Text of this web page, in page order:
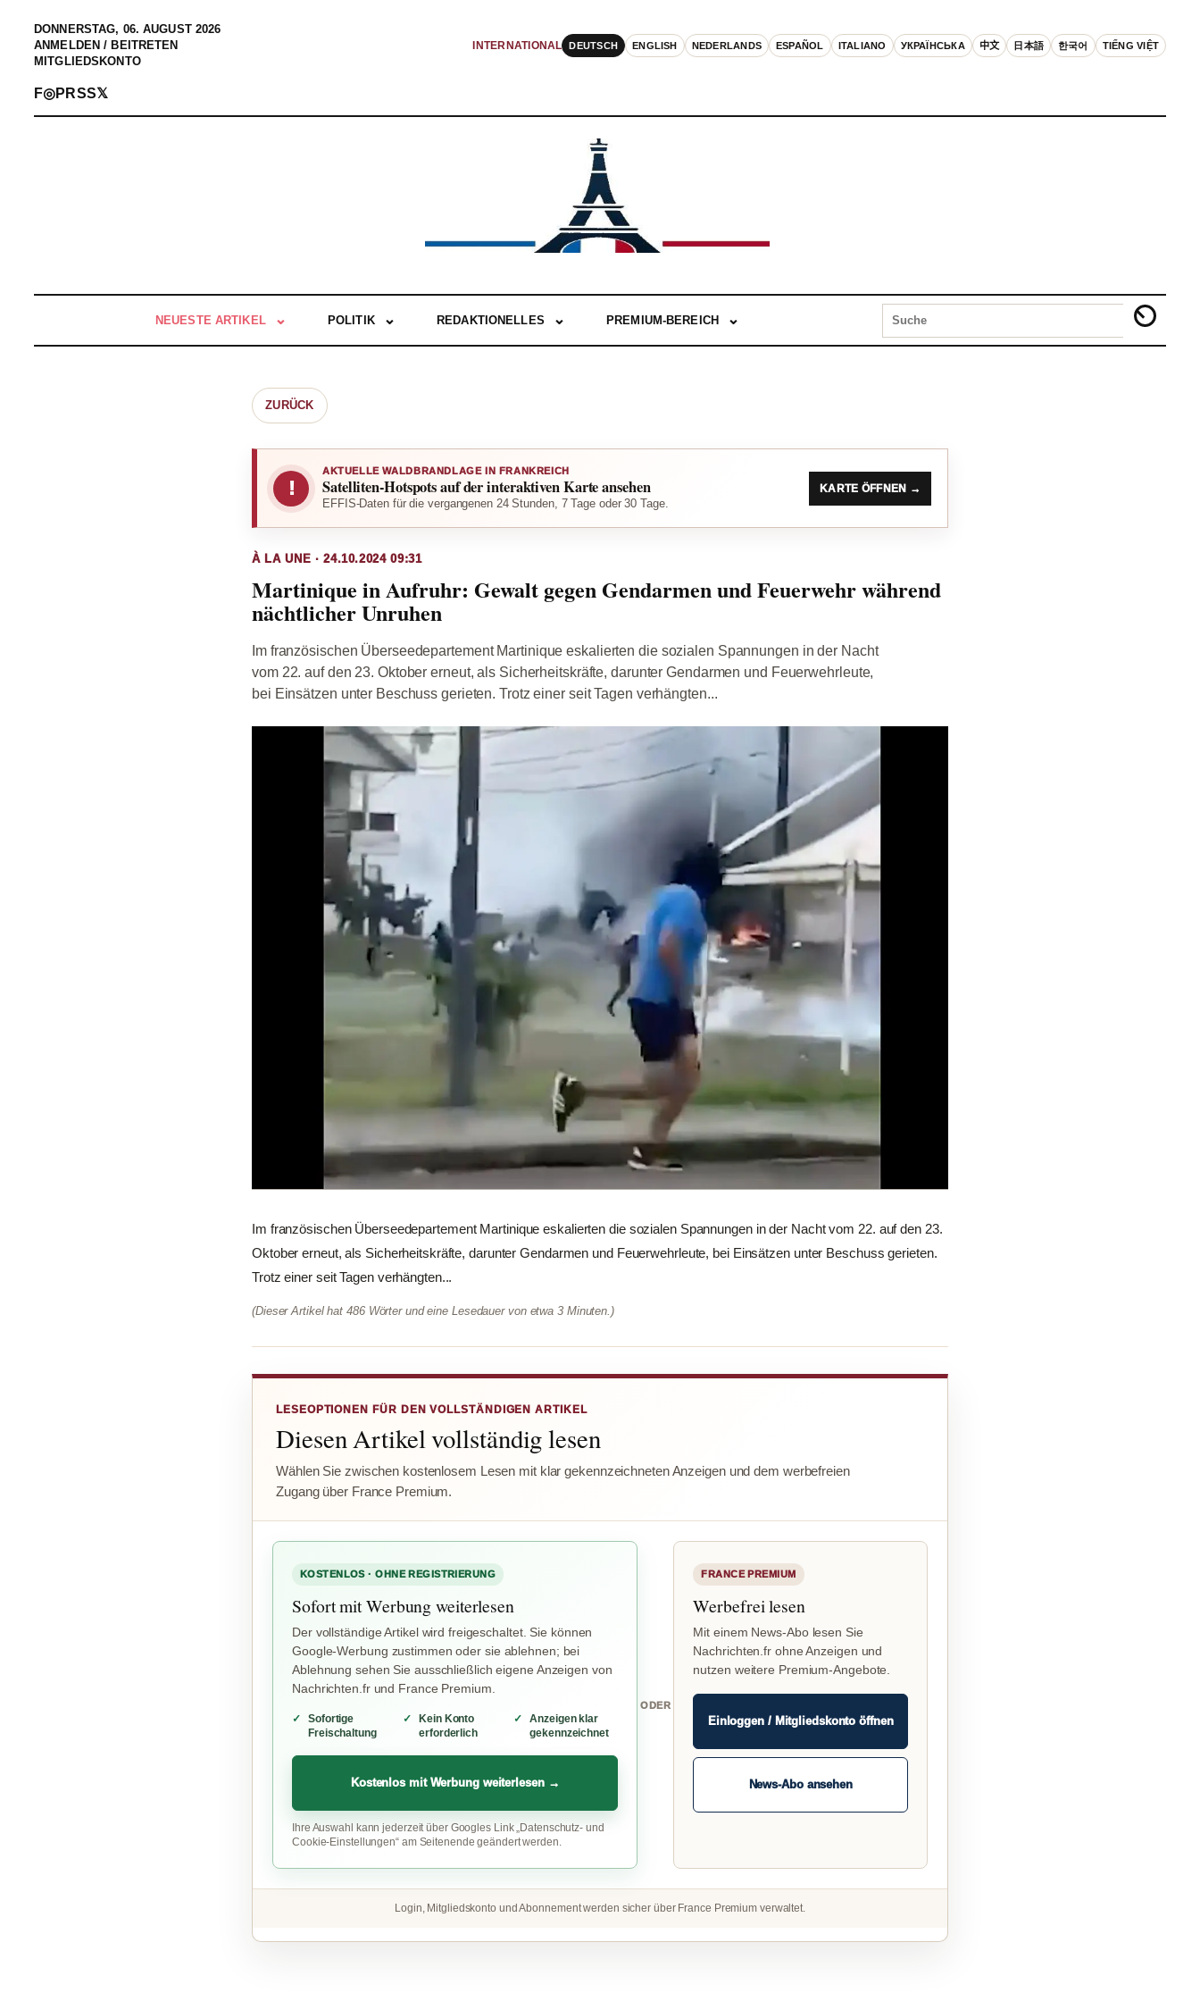
DONNERSTAG, 06. AUGUST 2026
ANMELDEN / BEITRETEN
MITGLIEDSKONTO
INTERNATIONAL DEUTSCH ENGLISH NEDERLANDS ESPAÑOL ITALIANO УКРАЇНСЬКА 中文 日本語 한국어 TIẾNG VIỆT
F◎PRSS𝕏
NEUESTE ARTIKEL POLITIK REDAKTIONELLES PREMIUM-BEREICH
ZURÜCK
!
AKTUELLE WALDBRANDLAGE IN FRANKREICH
Satelliten-Hotspots auf der interaktiven Karte ansehen
EFFIS-Daten für die vergangenen 24 Stunden, 7 Tage oder 30 Tage.
KARTE ÖFFNEN →
À LA UNE · 24.10.2024 09:31
Martinique in Aufruhr: Gewalt gegen Gendarmen und Feuerwehr während
nächtlicher Unruhen
Im französischen Überseedepartement Martinique eskalierten die sozialen Spannungen in der Nacht
vom 22. auf den 23. Oktober erneut, als Sicherheitskräfte, darunter Gendarmen und Feuerwehrleute,
bei Einsätzen unter Beschuss gerieten. Trotz einer seit Tagen verhängten...
Im französischen Überseedepartement Martinique eskalierten die sozialen Spannungen in der Nacht vom 22. auf den 23.
Oktober erneut, als Sicherheitskräfte, darunter Gendarmen und Feuerwehrleute, bei Einsätzen unter Beschuss gerieten.
Trotz einer seit Tagen verhängten...
(Dieser Artikel hat 486 Wörter und eine Lesedauer von etwa 3 Minuten.)
LESEOPTIONEN FÜR DEN VOLLSTÄNDIGEN ARTIKEL
Diesen Artikel vollständig lesen
Wählen Sie zwischen kostenlosem Lesen mit klar gekennzeichneten Anzeigen und dem werbefreien
Zugang über France Premium.
KOSTENLOS · OHNE REGISTRIERUNG
Sofort mit Werbung weiterlesen
Der vollständige Artikel wird freigeschaltet. Sie können
Google-Werbung zustimmen oder sie ablehnen; bei
Ablehnung sehen Sie ausschließlich eigene Anzeigen von
Nachrichten.fr und France Premium.
Sofortige
Freischaltung
Kein Konto
erforderlich
Anzeigen klar
gekennzeichnet
Kostenlos mit Werbung weiterlesen →
Ihre Auswahl kann jederzeit über Googles Link „Datenschutz- und
Cookie-Einstellungen“ am Seitenende geändert werden.
ODER
FRANCE PREMIUM
Werbefrei lesen
Mit einem News-Abo lesen Sie
Nachrichten.fr ohne Anzeigen und
nutzen weitere Premium-Angebote.
Einloggen / Mitgliedskonto öffnen
News-Abo ansehen
Login, Mitgliedskonto und Abonnement werden sicher über France Premium verwaltet.